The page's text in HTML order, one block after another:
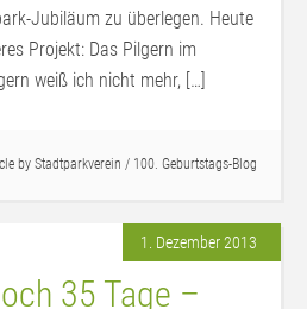
Jubiläum zu überlegen. Heute
Projekt: Das Pilgern im
weiß ich nicht mehr, […]
by Stadtparkverein / 100. Geburtstags-Blog
1. Dezember 2013
35 Tage –